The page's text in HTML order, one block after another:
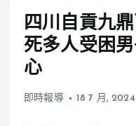
四川自貢九
死多人受困
心
即時報導 18 7 月, 2024